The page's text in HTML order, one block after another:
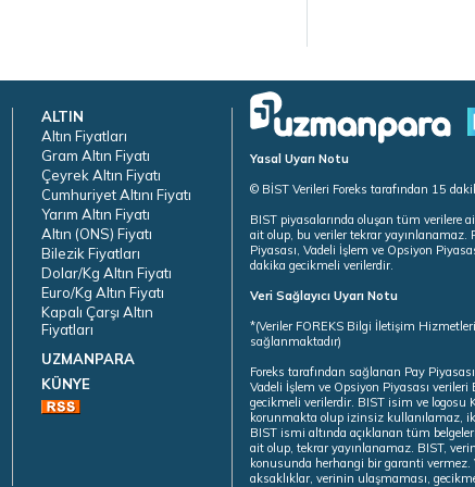
ALTIN
Altın Fiyatları
Gram Altın Fiyatı
Çeyrek Altın Fiyatı
Cumhuriyet Altını Fiyatı
Yarım Altın Fiyatı
Altın (ONS) Fiyatı
Bilezik Fiyatları
Dolar/Kg Altın Fiyatı
Euro/Kg Altın Fiyatı
Kapalı Çarşı Altın
Fiyatları
UZMANPARA
KÜNYE
Yasal Uyarı Notu
© BİST Verileri Foreks tarafından 15
BIST piyasalarında oluşan tüm verilere
ait olup, bu veriler tekrar yayınlanamaz.
Piyasası, Vadeli İşlem ve Opsiyon
dakika gecikmeli verilerdir.
Veri Sağlayıcı Uyarı Notu
*(Veriler FOREKS Bilgi İletişim
sağlanmaktadır)
Foreks tarafından sağlanan Pay
Vadeli İşlem ve Opsiyon Piyasası
gecikmeli verilerdir. BIST isim ve logosu
korunmakta olup izinsiz kullanılamaz,
BIST ismi altında açıklanan tüm
ait olup, tekrar yayınlanamaz. BIST,
konusunda herhangi bir garanti vermez.
aksaklıklar, verinin ulaşmaması,